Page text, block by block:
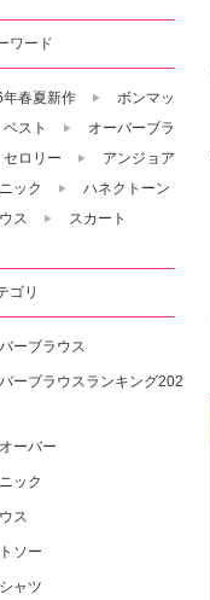
ワード
春夏新作
ボンマッ
ベスト
オーバーブラ
セロリー
アンジョア
ック
ハネクトーン
ス
スカート
ゴリ
ーブラウス
ーブラウスランキング202
ーバー
ック
ス
ソー
ャツ